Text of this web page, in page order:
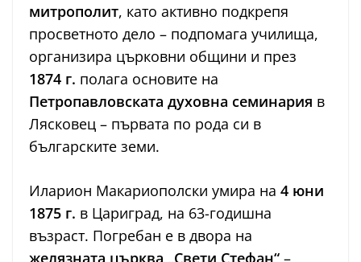
митрополит, като активно подкрепя
просветното дело – подпомага училища,
организира църковни общини и през
1874 г. полага основите на
Петропавловската духовна семинария в
Лясковец – първата по рода си в
българските земи.
Иларион Макариополски умира на 4 юни
1875 г. в Цариград, на 63-годишна
възраст. Погребан е в двора на
желязната църква „Свети Стефан“ –